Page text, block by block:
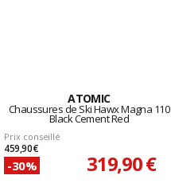
ATOMIC
Chaussures de Ski Hawx Magna 110
Black Cement Red
Prix conseillé
459,90 €
-30% 319,90 €